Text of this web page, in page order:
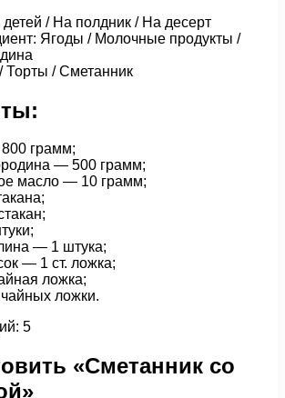
/ На полдник / На десерт
Ягоды / Молочные продукты /
Торты / Сметанник
грамм;
— 500 грамм;
масло — 10 грамм;
— 1 штука;
— 1 ст. ложка;
ложка;
ложки.
5
«Сметанник со